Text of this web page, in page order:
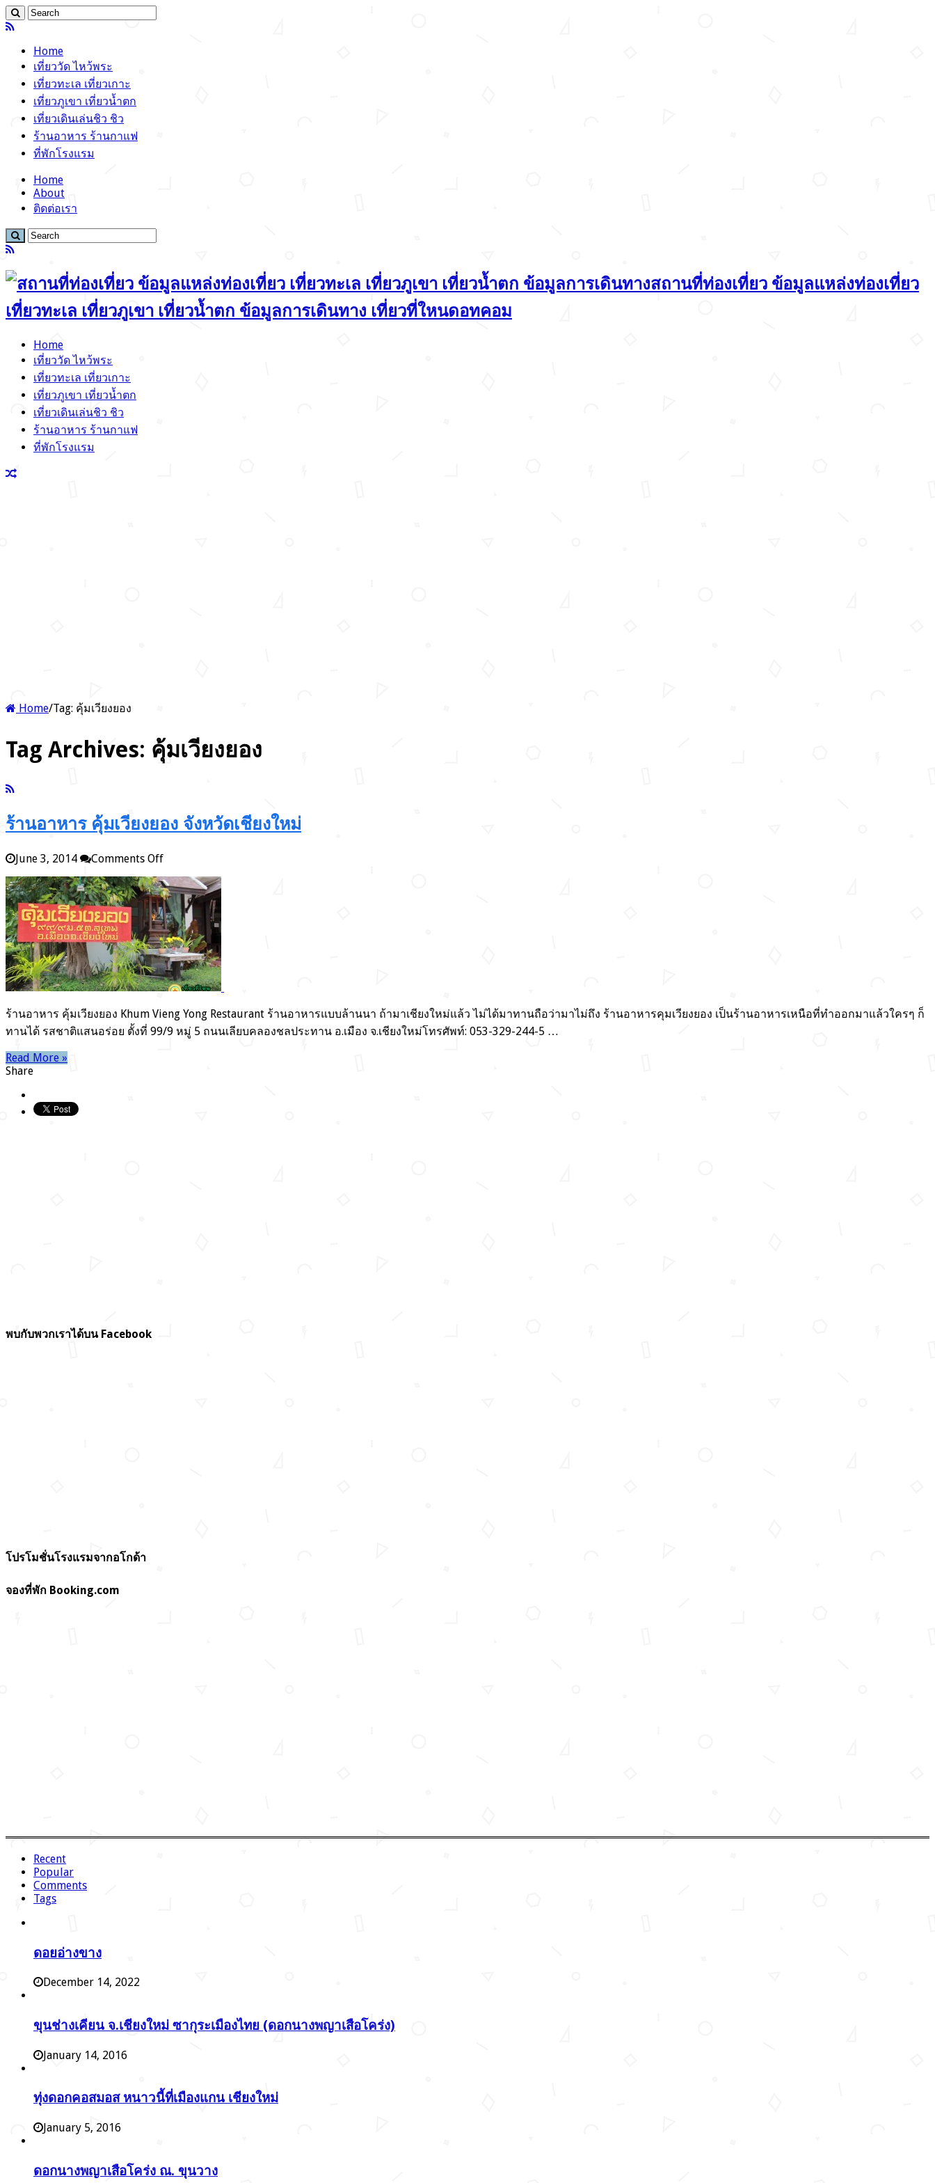
Home
เที่ยววัด ไหว้พระ
เที่ยวทะเล เที่ยวเกาะ
เที่ยวภูเขา เที่ยวน้ำตก
เที่ยวเดินเล่นชิว ชิว
ร้านอาหาร ร้านกาแฟ
ที่พักโรงแรม
Home
About
ติดต่อเรา
สถานที่ท่องเที่ยว ข้อมูลแหล่งท่องเที่ยว
เที่ยวทะเล เที่ยวภูเขา เที่ยวน้ำตก ข้อมูลการเดินทาง เที่ยวที่ใหนดอทคอม
Home
เที่ยววัด ไหว้พระ
เที่ยวทะเล เที่ยวเกาะ
เที่ยวภูเขา เที่ยวน้ำตก
เที่ยวเดินเล่นชิว ชิว
ร้านอาหาร ร้านกาแฟ
ที่พักโรงแรม
Home/Tag: คุ้มเวียงยอง
Tag Archives: คุ้มเวียงยอง
ร้านอาหาร คุ้มเวียงยอง จังหวัดเชียงใหม่
June 3, 2014 Comments Offon
ร้าน
อาหาร
คุ้ม
เวียง
ยอง
จังหวัด
เชียงใหม่
ร้านอาหาร คุ้มเวียงยอง Khum Vieng Yong Restaurant ร้านอาหารแบบล้านนา ถ้ามาเชียงใหม่แล้ว ไม่ได้มาทานถือว่ามาไม่ถึง ร้านอาหารคุมเวียงยอง เป็นร้านอาหารเหนือที่ทำออกมาแล้วใครๆ ก็
ทานได้ รสชาติแสนอร่อย ตั้งที่ 99/9 หมู่ 5 ถนนเลียบคลองชลประทาน อ.เมือง จ.เชียงใหม่โทรศัพท์: 053-329-244-5 …
Read More »
Share
พบกับพวกเราได้บน Facebook
โปรโมชั่นโรงแรมจากอโกด้า
จองที่พัก Booking.com
Recent
Popular
Comments
Tags
ดอยอ่างขาง
December 14, 2022
ขุนช่างเคียน จ.เชียงใหม่ ซากุระเมืองไทย (ดอกนางพญาเสือโคร่ง)
January 14, 2016
ทุ่งดอกคอสมอส หนาวนี้ที่เมืองแกน เชียงใหม่
January 5, 2016
ดอกนางพญาเสือโคร่ง ณ. ขุนวาง